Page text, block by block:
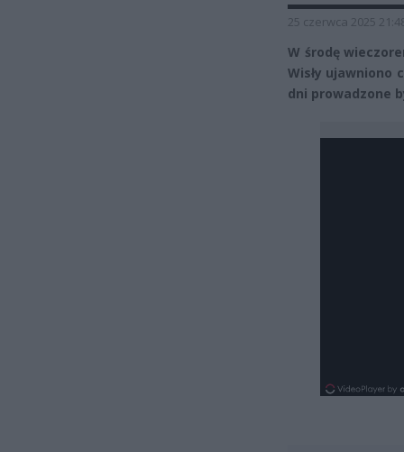
25 czerwca 2025
W środę
Wisły ujawniono
dni prowadzone